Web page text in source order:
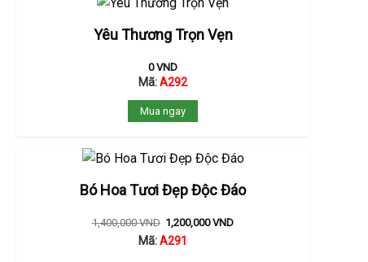
Yêu Thương Trọn Vẹn
0VND
Mã:A292
Mua ngay
Bó Hoa Tươi Đẹp Độc Đáo
1,400,000VND 1,200,000VND
Mã:A291